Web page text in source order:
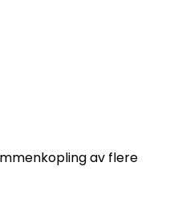
av flere